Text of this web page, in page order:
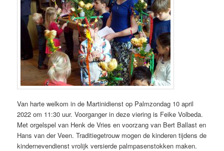
Van harte welkom in de Martinidienst op Palmzondag 10 april
2022 om 11:30 uur. Voorganger in deze viering is Feike Volbeda.
Met orgelspel van Henk de Vries en voorzang van Bert Ballast en
Hans van der Veen. Traditiegetrouw mogen de kinderen tijdens de
kindernevendienst vrolijk versierde palmpasenstokken maken.